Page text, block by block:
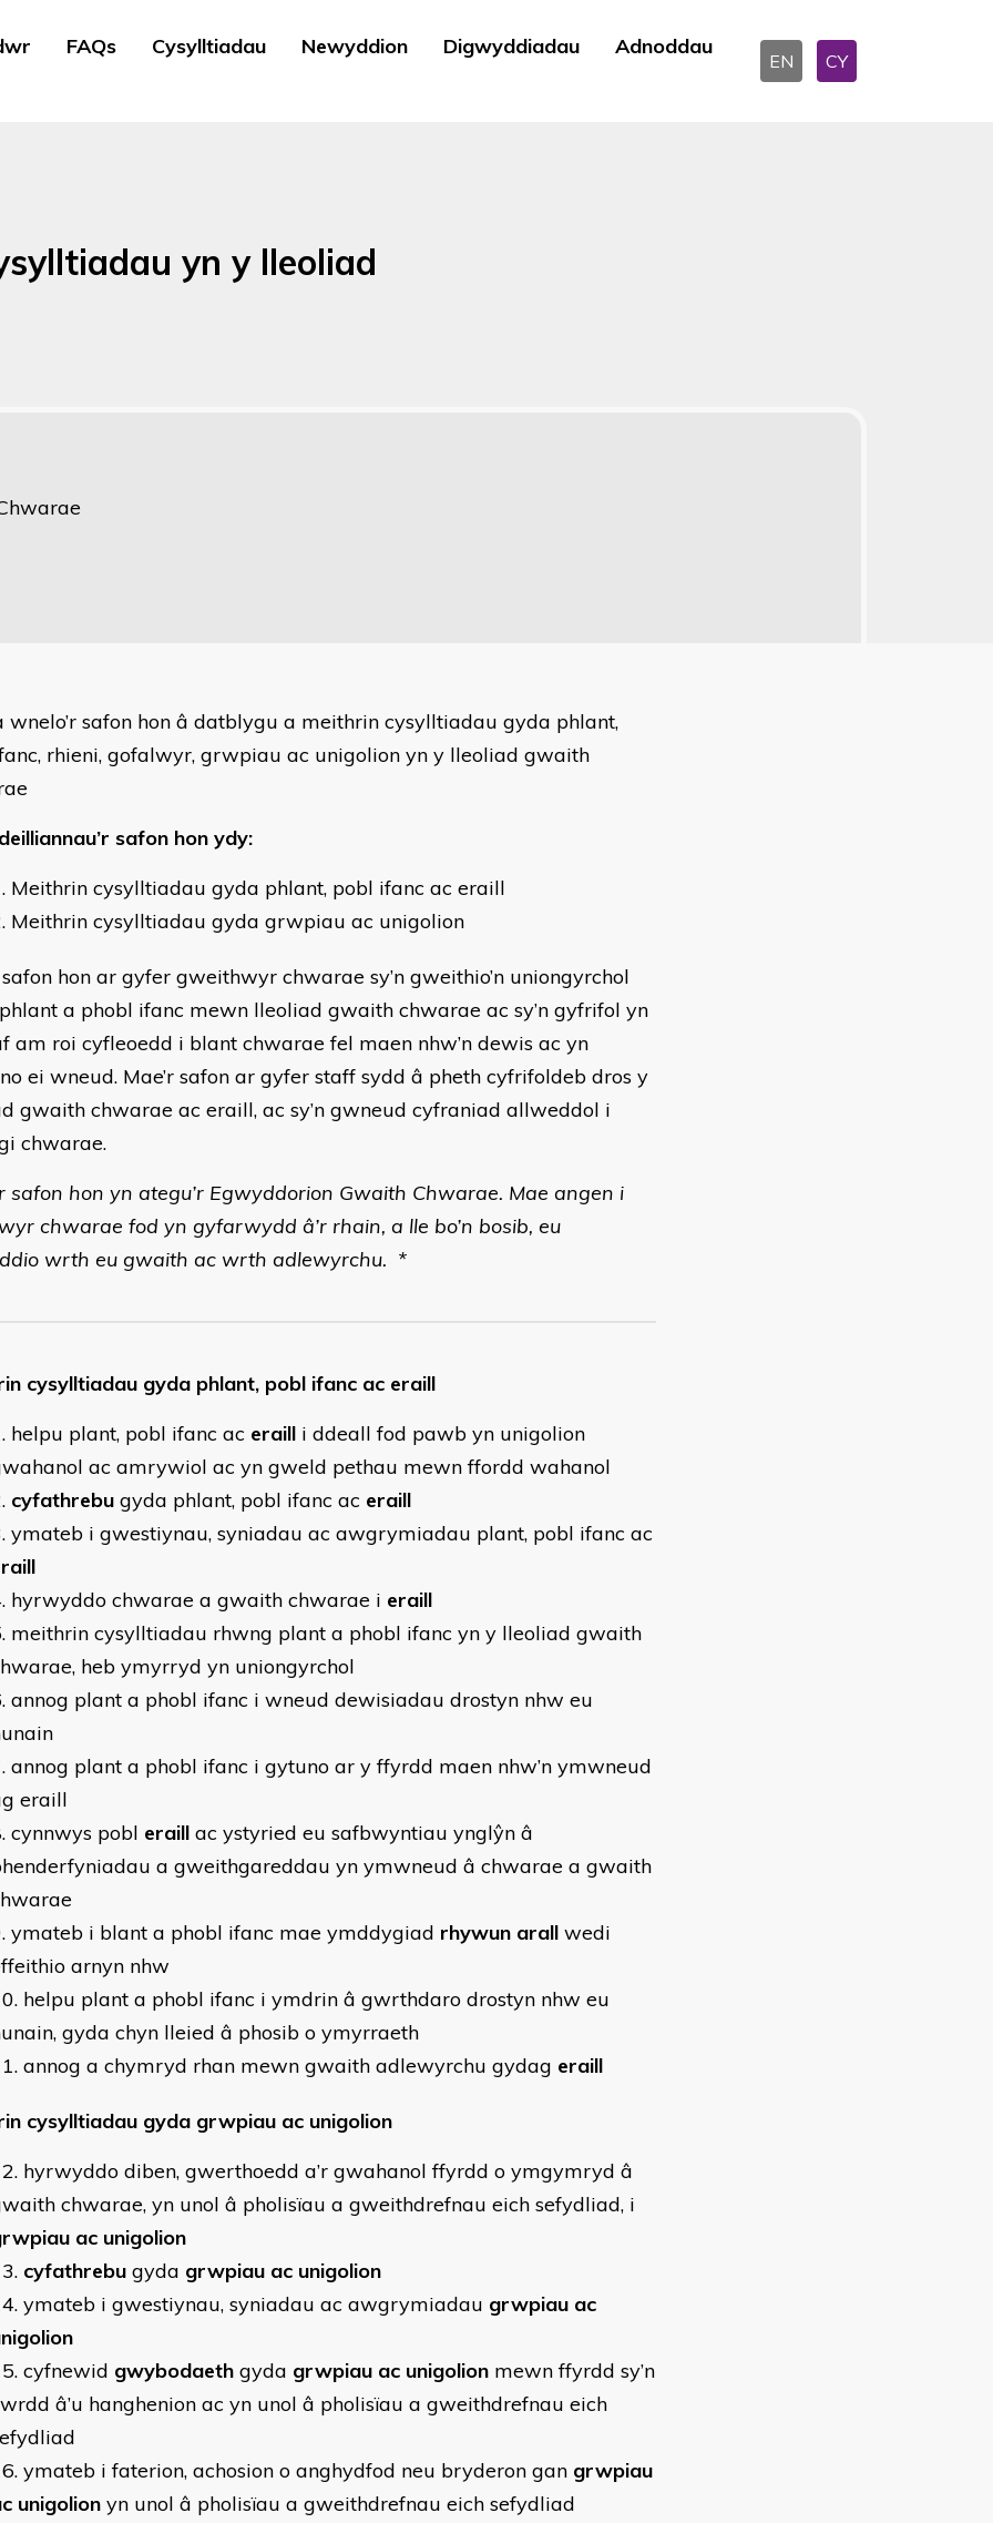
FAQs Cysylltiadau Newyddion Digwyddiadau Adnoddau
EN CY
yn y lleoliad
wnelo’r safon hon â datblygu a meithrin cysylltiadau gyda phlant,
rhieni, gofalwyr, grwpiau ac unigolion yn y lleoliad gwaith
safon hon ydy:
Meithrin cysylltiadau gyda phlant, pobl ifanc ac eraill
Meithrin cysylltiadau gyda grwpiau ac unigolion
safon hon ar gyfer gweithwyr chwarae sy’n gweithio’n uniongyrchol
a phobl ifanc mewn lleoliad gwaith chwarae ac sy’n gyfrifol yn
am roi cyfleoedd i blant chwarae fel maen nhw’n dewis ac yn
ei wneud. Mae’r safon ar gyfer staff sydd â pheth cyfrifoldeb dros y
gwaith chwarae ac eraill, ac sy’n gwneud cyfraniad allweddol i
chwarae.
safon hon yn ategu’r Egwyddorion Gwaith Chwarae. Mae angen i
chwarae fod yn gyfarwydd â’r rhain, a lle bo’n bosib, eu
wrth eu gwaith ac wrth adlewyrchu. *
cysylltiadau gyda phlant, pobl ifanc ac eraill
helpu plant, pobl ifanc ac eraill i ddeall fod pawb yn unigolion
ac amrywiol ac yn gweld pethau mewn ffordd wahanol
cyfathrebu gyda phlant, pobl ifanc ac eraill
ymateb i gwestiynau, syniadau ac awgrymiadau plant, pobl ifanc ac
hyrwyddo chwarae a gwaith chwarae i eraill
meithrin cysylltiadau rhwng plant a phobl ifanc yn y lleoliad gwaith
heb ymyrryd yn uniongyrchol
annog plant a phobl ifanc i wneud dewisiadau drostyn nhw eu
annog plant a phobl ifanc i gytuno ar y ffyrdd maen nhw’n ymwneud
eraill
cynnwys pobl eraill ac ystyried eu safbwyntiau ynglŷn â
a gweithgareddau yn ymwneud â chwarae a gwaith
ymateb i blant a phobl ifanc mae ymddygiad rhywun arall wedi
arnyn nhw
helpu plant a phobl ifanc i ymdrin â gwrthdaro drostyn nhw eu
gyda chyn lleied â phosib o ymyrraeth
annog a chymryd rhan mewn gwaith adlewyrchu gydag eraill
cysylltiadau gyda grwpiau ac unigolion
hyrwyddo diben, gwerthoedd a’r gwahanol ffyrdd o ymgymryd â
chwarae, yn unol â pholisïau a gweithdrefnau eich sefydliad, i
ac unigolion
cyfathrebu gyda grwpiau ac unigolion
ymateb i gwestiynau, syniadau ac awgrymiadau grwpiau ac
cyfnewid gwybodaeth gyda grwpiau ac unigolion mewn ffyrdd sy’n
â’u hanghenion ac yn unol â pholisïau a gweithdrefnau eich
ymateb i faterion, achosion o anghydfod neu bryderon gan grwpiau
unigolion yn unol â pholisïau a gweithdrefnau eich sefydliad